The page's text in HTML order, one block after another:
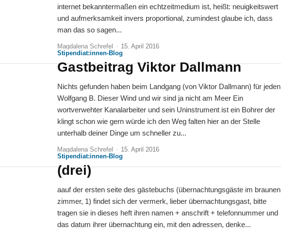
internet bekanntermaßen ein echtzeitmedium ist, heißt: neuigkeitswert
und aufmerksamkeit invers proportional, zumindest glaube ich, dass
man das so sagen...
Magdalena Schrefel - 15. April 2016
Stipendiat:innen-Blog
Gastbeitrag Viktor Dallmann
Nichts gefunden haben beim Landgang (von Viktor Dallmann) für jeden
Wolfgang B. Dieser Wind und wir sind ja nicht am Meer Ein
wortverwehter Kanalarbeiter und sein Uninstrument ist ein Bohrer der
klingt schon wie gern würde ich den Weg falten hier an der Stelle
unterhalb deiner Dinge um schneller zu...
Magdalena Schrefel - 15. April 2016
Stipendiat:innen-Blog
(drei)
aauf der ersten seite des gästebuchs (übernachtungsgäste im braunen
zimmer, 1) findet sich der vermerk, lieber übernachtungsgast, bitte
tragen sie in dieses heft ihren namen + anschrift + telefonnummer und
das datum ihrer übernachtung ein, mit den adressen, denke...